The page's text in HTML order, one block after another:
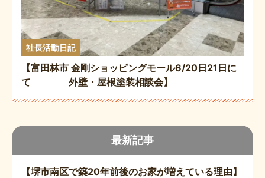
最新記事
【堺市南区で築20年前後のお家が増えている理由】
社長活動日記
【富田林市 金剛ショッピングモール6/20日21日に
て 外壁・屋根塗装相談会】